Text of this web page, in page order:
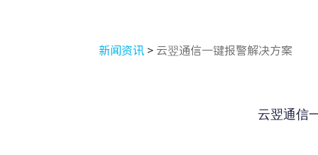
新闻资讯 > 云翌通信一键报警解决方案
云翌通信